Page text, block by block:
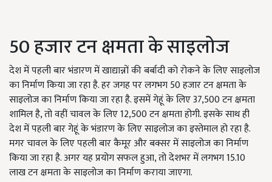
50 हजार टन क्षमता के साइलोज
देश में पहली बार भंडारण में खाद्यान्नों की बर्बादी को रोकने के लिए साइलोज
का निर्माण किया जा रहा है. हर जगह पर लगभग 50 हजार टन क्षमता के
साइलोज का निर्माण किया जा रहा है. इसमें गेहूं के लिए 37,500 टन क्षमता
शामिल है, तो वहीं चावल के लिए 12,500 टन क्षमता होगी. इसके साथ ही
देश में पहली बार गेहूं के भंडारण के लिए साइलोज का इस्तेमाल हो रहा है.
मगर चावल के लिए पहली बार कैमूर और बक्सर में साइलोज का निर्माण
किया जा रहा है. अगर यह प्रयोग सफल हुआ, तो देशभर में लगभग 15.10
लाख टन क्षमता के साइलोज का निर्माण कराया जाएगा.